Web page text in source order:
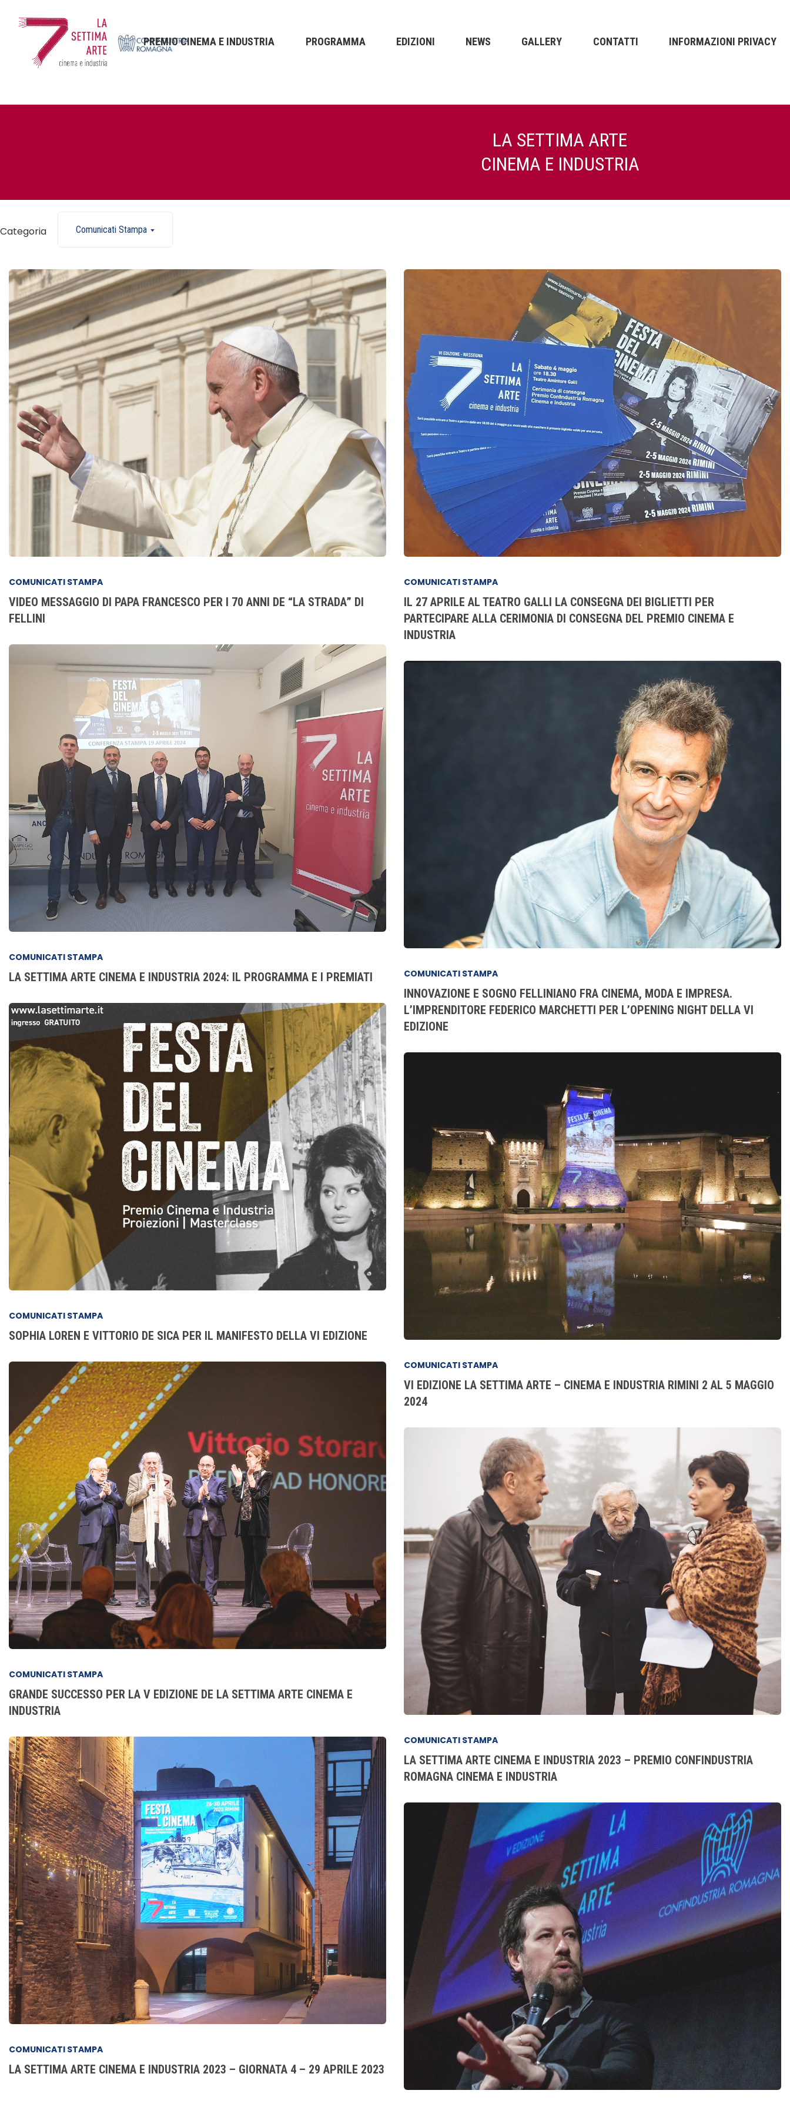
PREMIO CINEMA E INDUSTRIA PROGRAMMA EDIZIONI NEWS GALLERY CONTATTI INFORMAZIONI PRIVACY
Edizioni
News
Gallery
Contatti
Informazioni Privacy
LA SETTIMA ARTE
CINEMA E INDUSTRIA
Categoria Comunicati Stampa
COMUNICATI STAMPA
VIDEO MESSAGGIO DI PAPA FRANCESCO PER I 70 ANNI DE “LA STRADA” DI
FELLINI
COMUNICATI STAMPA
IL 27 APRILE AL TEATRO GALLI LA CONSEGNA DEI BIGLIETTI PER
PARTECIPARE ALLA CERIMONIA DI CONSEGNA DEL PREMIO CINEMA E
INDUSTRIA
COMUNICATI STAMPA
LA SETTIMA ARTE CINEMA E INDUSTRIA 2024: IL PROGRAMMA E I PREMIATI COMUNICATI STAMPA
INNOVAZIONE E SOGNO FELLINIANO FRA CINEMA, MODA E IMPRESA.
L’IMPRENDITORE FEDERICO MARCHETTI PER L’OPENING NIGHT DELLA VI
EDIZIONE
COMUNICATI STAMPA
SOPHIA LOREN E VITTORIO DE SICA PER IL MANIFESTO DELLA VI EDIZIONE
COMUNICATI STAMPA
VI EDIZIONE LA SETTIMA ARTE – CINEMA E INDUSTRIA RIMINI 2 AL 5 MAGGIO
2024
COMUNICATI STAMPA
GRANDE SUCCESSO PER LA V EDIZIONE DE LA SETTIMA ARTE CINEMA E
INDUSTRIA
COMUNICATI STAMPA
LA SETTIMA ARTE CINEMA E INDUSTRIA 2023 – PREMIO CONFINDUSTRIA
ROMAGNA CINEMA E INDUSTRIA
COMUNICATI STAMPA
LA SETTIMA ARTE CINEMA E INDUSTRIA 2023 – GIORNATA 4 – 29 APRILE 2023